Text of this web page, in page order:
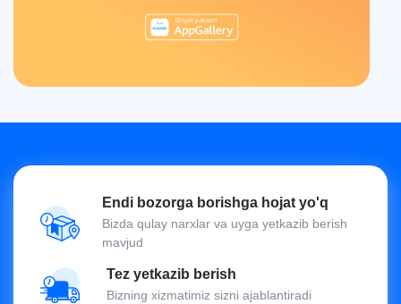
Endi bozorga borishga hojat yo'q
Bizda qulay narxlar va uyga yetkazib berish
mavjud
Tez yetkazib berish
Bizning xizmatimiz sizni ajablantiradi